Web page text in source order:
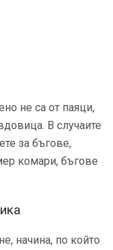
не са от паяци,
В случаите
за бъгове,
комари, бъгове
начина, по който